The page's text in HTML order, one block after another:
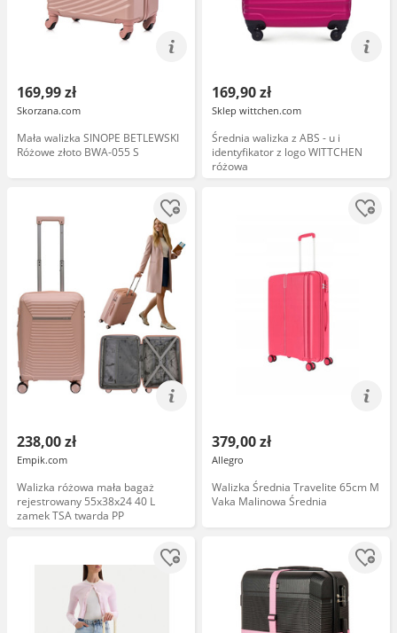
169,99 zł
Skorzana.com
Mała walizka SINOPE BETLEWSKI
Różowe złoto BWA-055 S
169,90 zł
Sklep wittchen.com
Średnia walizka z ABS - u i
identyfikator z logo WITTCHEN
różowa
238,00 zł
Empik.com
Walizka różowa mała bagaż
rejestrowany 55x38x24 40 L
zamek TSA twarda PP
379,00 zł
Allegro
Walizka Średnia Travelite 65cm M
Vaka Malinowa Średnia